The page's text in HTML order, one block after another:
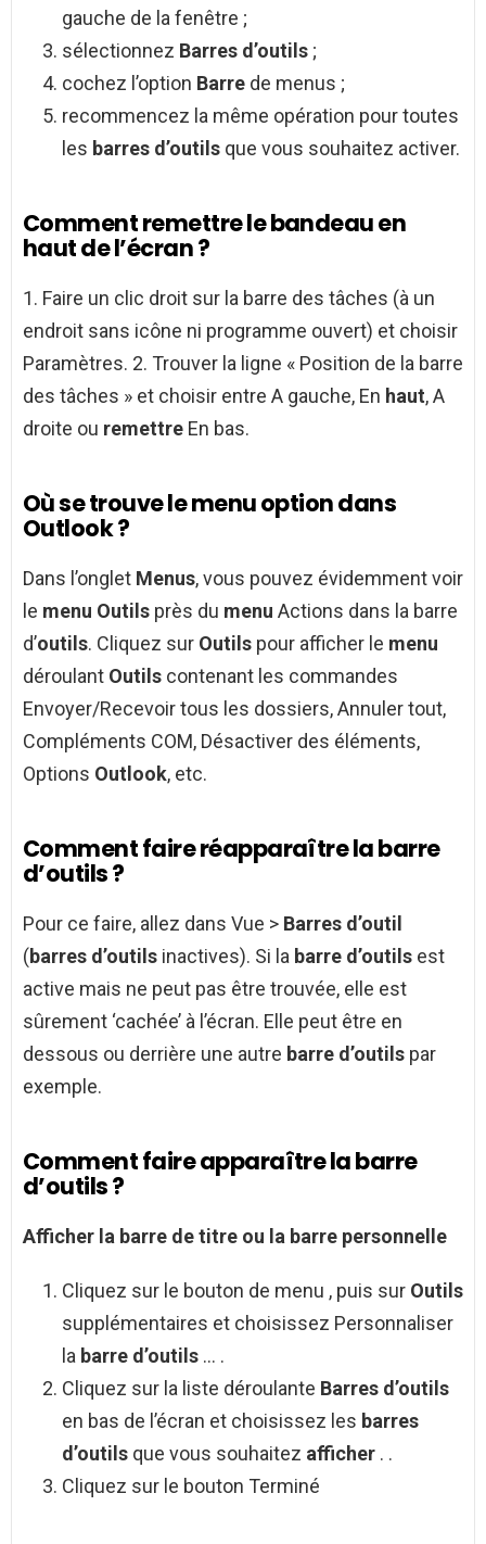
gauche de la fenêtre ;
sélectionnez Barres d’outils ;
cochez l’option Barre de menus ;
recommencez la même opération pour toutes
les barres d’outils que vous souhaitez activer.
Comment remettre le bandeau en
haut de l’écran ?
1. Faire un clic droit sur la barre des tâches (à un
endroit sans icône ni programme ouvert) et choisir
Paramètres. 2. Trouver la ligne « Position de la barre
des tâches » et choisir entre A gauche, En haut, A
droite ou remettre En bas.
Où se trouve le menu option dans
Outlook ?
Dans l’onglet Menus, vous pouvez évidemment voir
le menu Outils près du menu Actions dans la barre
d’outils. Cliquez sur Outils pour afficher le menu
déroulant Outils contenant les commandes
Envoyer/Recevoir tous les dossiers, Annuler tout,
Compléments COM, Désactiver des éléments,
Options Outlook, etc.
Comment faire réapparaître la barre
d’outils ?
Pour ce faire, allez dans Vue > Barres d’outil
(barres d’outils inactives). Si la barre d’outils est
active mais ne peut pas être trouvée, elle est
sûrement ‘cachée’ à l’écran. Elle peut être en
dessous ou derrière une autre barre d’outils par
exemple.
Comment faire apparaître la barre
d’outils ?
Afficher la barre de titre ou la barre personnelle
Cliquez sur le bouton de menu , puis sur Outils
supplémentaires et choisissez Personnaliser
la barre d’outils … .
Cliquez sur la liste déroulante Barres d’outils
en bas de l’écran et choisissez les barres
d’outils que vous souhaitez afficher . .
Cliquez sur le bouton Terminé